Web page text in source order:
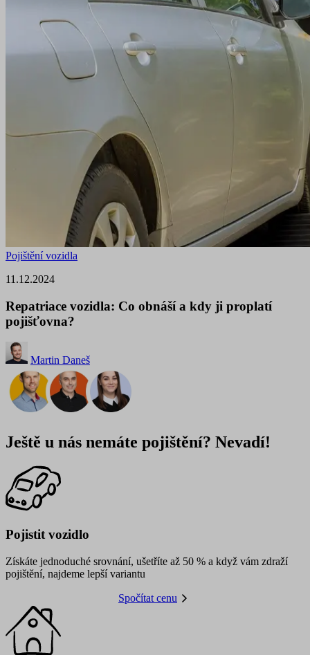
Pojištění vozidla
11.12.2024
Repatriace vozidla: Co obnáší a kdy ji proplatí
pojišťovna?
Martin Daneš
Ještě u nás nemáte pojištění? Nevadí!
Pojistit vozidlo
Získáte jednoduché srovnání, ušetříte až 50 % a když vám zdraží
pojištění, najdeme lepší variantu
Spočítat cenu